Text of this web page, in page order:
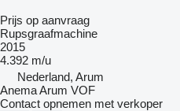
Prijs op aanvraag
Rupsgraafmachine
2015
4.392 m/u
Nederland, Arum
Anema Arum VOF
Contact opnemen met verkoper